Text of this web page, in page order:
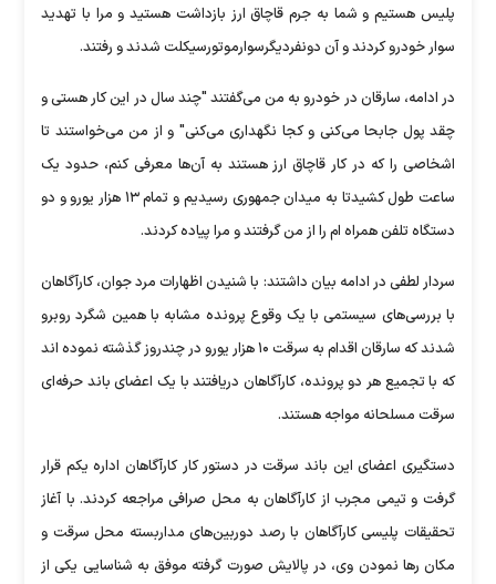
پلیس هستیم و شما به جرم قاچاق ارز بازداشت هستید و مرا با تهدید
سوار خودرو کردند و آن دونفردیگرسوارموتورسیکلت شدند و رفتند.
در ادامه، سارقان در خودرو به من می‌گفتند "چند سال در این کار هستی و
چقد پول جابحا می‌کنی و کجا نگهداری می‌کنی" و از من می‌خواستند تا
اشخاصی را که در کار قاچاق ارز هستند به آن‌ها معرفی کنم، حدود یک
ساعت طول کشیدتا به میدان جمهوری رسیدیم و تمام ۱۳ هزار یورو و دو
دستگاه تلفن همراه ام را از من گرفتند و مرا پیاده کردند.
سردار لطفی در ادامه بیان داشتند: با شنیدن اظهارات مرد جوان، کارآگاهان
با بررسی‌های سیستمی با یک وقوع پرونده مشابه با همین شگرد روبرو
شدند که سارقان اقدام به سرقت ۱۰ هزار یورو در چندروز گذشته نموده اند
که با تجمیع هر دو پرونده، کارآگاهان دریافتند با یک اعضای باند حرفه‌ای
سرقت مسلحانه مواجه هستند.
دستگیری اعضای این باند سرقت در دستور کار کارآگاهان اداره یکم قرار
گرفت و تیمی مجرب از کارآگاهان به محل صرافی مراجعه کردند. با آغاز
تحقیقات پلیسی کارآگاهان با رصد دوربین‌های مداربسته محل سرقت و
مکان رها نمودن وی، در پالایش صورت گرفته موفق به شناسایی یکی از